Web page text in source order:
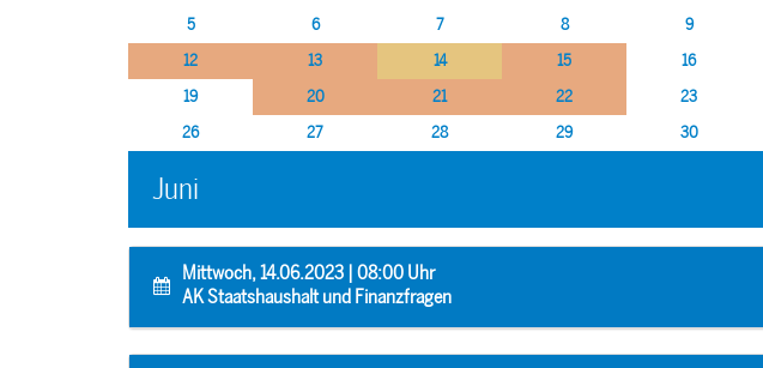
5
6 7 8 9
12
13 14 15 16
19
20 21 22 23
26
27 28 29 30
Juni
Mittwoch, 14.06.2023 | 08:00 Uhr
AK Staatshaushalt und Finanzfragen